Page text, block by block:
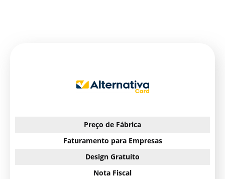
Preço de Fábrica
Faturamento para Empresas
Design Gratuíto
Nota Fiscal